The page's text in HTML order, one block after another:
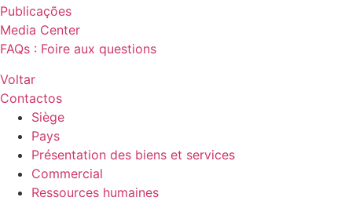
Publicações
Media Center
FAQs : Foire aux questions
Voltar
Contactos
Siège
Pays
Présentation des biens et services
Commercial
Ressources humaines